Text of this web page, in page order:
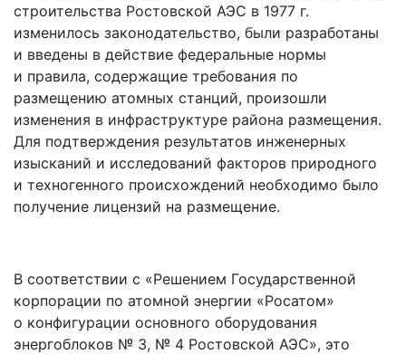
строительства Ростовской АЭС в 1977 г.
изменилось законодательство, были разработаны
и введены в действие федеральные нормы
и правила, содержащие требования по
размещению атомных станций, произошли
изменения в инфраструктуре района размещения.
Для подтверждения результатов инженерных
изысканий и исследований факторов природного
и техногенного происхождений необходимо было
получение лицензий на размещение.
В соответствии с «Решением Государственной
корпорации по атомной энергии «Росатом»
о конфигурации основного оборудования
энергоблоков № 3, № 4 Ростовской АЭС», это